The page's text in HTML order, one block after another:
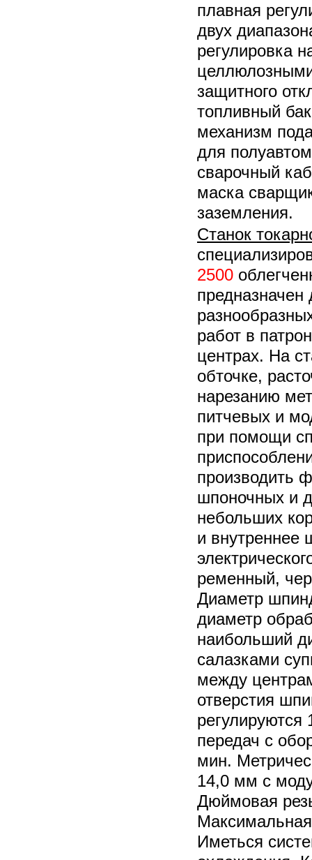
плавная
двух
регулировка
защитного
топливный
механизм
для
сварочный
маска
заземления.
Станок
2500
работ в
центрах. На
обточке,
нарезанию
питчевых и
при помощи
производить
шпоночных и
небольших
и
ременный,
Диаметр
диаметр
наибольший
салазками
между
отверстия
регулируются
передач с
мин.
14,0 мм с
Дюймовая
Иметься